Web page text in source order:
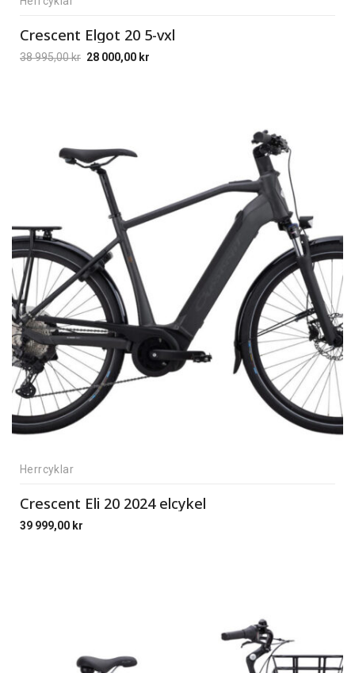
Crescent Elgot 20 5-vxl
38 995,00kr 28 000,00 kr
Herrcyklar
Crescent Eli 20 2024 elcykel
39 999,00 kr